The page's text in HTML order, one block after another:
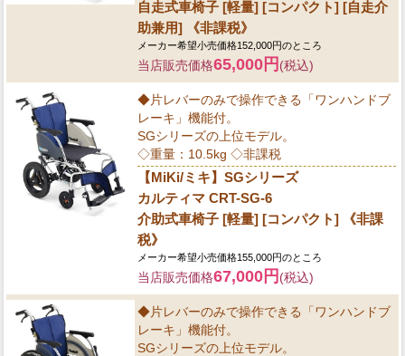
自走式車椅子 [軽量] [コンパクト] [自走介
助兼用] 《非課税》
メーカー希望小売価格152,000円のところ
当店販売価格65,000円 (税込)
◆片レバーのみで操作できる「ワンハンドブ
レーキ」機能付。
SGシリーズの上位モデル。
◇重量：10.5kg ◇非課税
【MiKi/ミキ】SGシリーズ
カルティマ CRT-SG-6
介助式車椅子 [軽量] [コンパクト] 《非課
税》
メーカー希望小売価格155,000円のところ
当店販売価格67,000円 (税込)
◆片レバーのみで操作できる「ワンハンドブ
レーキ」機能付。
SGシリーズの上位モデル。